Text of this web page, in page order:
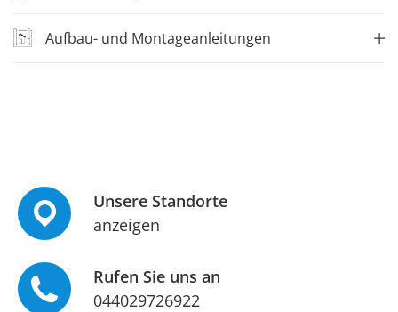
Aufbau- und Montageanleitungen
Unsere Standorte
anzeigen
Rufen Sie uns an
044029726922